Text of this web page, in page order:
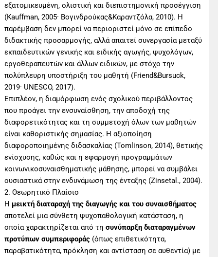
εξατομικευμένη, ολιστική και διεπιστημονική προσέγγιση
(Kauffman, 2005· Βογινδρούκας&Καραντζόλα, 2010). Η
παρέμβαση δεν μπορεί να περιοριστεί μόνο σε επίπεδο
διδακτικής προσαρμογής, αλλά απαιτεί συνεργασία μεταξύ
εκπαιδευτικών γενικής και ειδικής αγωγής, ψυχολόγων,
εργοθεραπευτών και άλλων ειδικών, με στόχο την
πολύπλευρη υποστήριξη του μαθητή (Friend&Bursuck,
2019· UNESCO, 2017).
Επιπλέον, η διαμόρφωση ενός σχολικού περιβάλλοντος
που προάγει την ενσυναίσθηση, την αποδοχή της
διαφορετικότητας και τη συμμετοχή όλων των μαθητών
είναι καθοριστικής σημασίας. Η αξιοποίηση
διαφοροποιημένης διδασκαλίας (Tomlinson, 2014), θετικής
ενίσχυσης, καθώς και η εφαρμογή προγραμμάτων
κοινωνικοσυναισθηματικής μάθησης, μπορεί να συμβάλει
ουσιαστικά στην ενδυνάμωση της ένταξης (Zinsetal., 2004).
2. Θεωρητικό Πλαίσιο
Η μεικτή διαταραχή της διαγωγής και του συναισθήματος
αποτελεί μια σύνθετη ψυχοπαθολογική κατάσταση, η
οποία χαρακτηρίζεται από τησυνύπαρξη διαταραγμένων
προτύπων συμπεριφοράς (όπως επιθετικότητα,
παραβατικότητα, πρόκληση και αντίσταση σε αυθεντία) με